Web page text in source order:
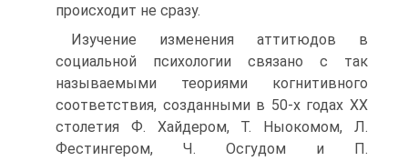
происходит не сразу.
Изучение изменения аттитюдов в
социальной психологии связано с так
называемыми теориями когнитивного
соответствия, созданными в 50-х годах XX
столетия Ф. Хайдером, Т. Ныокомом, Л.
Фестингером, Ч. Осгудом и П.